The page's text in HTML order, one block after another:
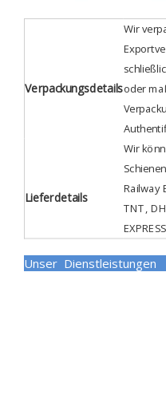
Verpackungsdetails
Wir
oder
Lieferdetails
Wir
Railway
TNT,
Unser